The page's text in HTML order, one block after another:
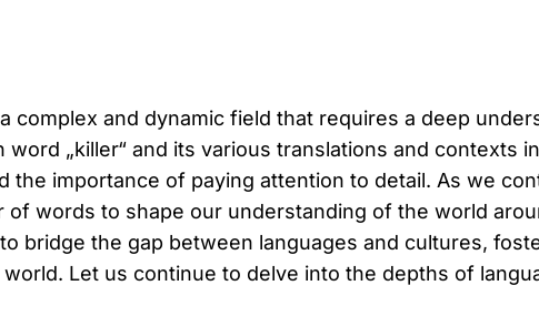
complex and dynamic field that requires a deep
„killer“ and its various translations and contexts
importance of paying attention to detail. As we
words to shape our understanding of the world
bridge the gap between languages and cultures,
Let us continue to delve into the depths of